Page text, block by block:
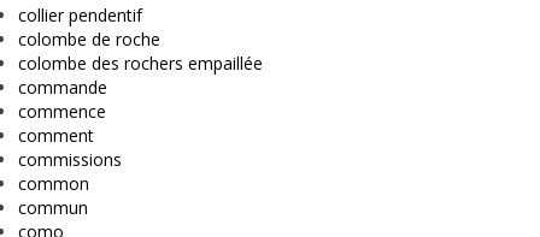
collier pendentif
colombe de roche
colombe des rochers empaillée
commande
commence
comment
commissions
common
commun
como